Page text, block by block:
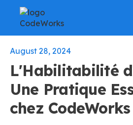
August 28, 2024
L'Habilitabilité
Une Pratique
chez CodeWorks